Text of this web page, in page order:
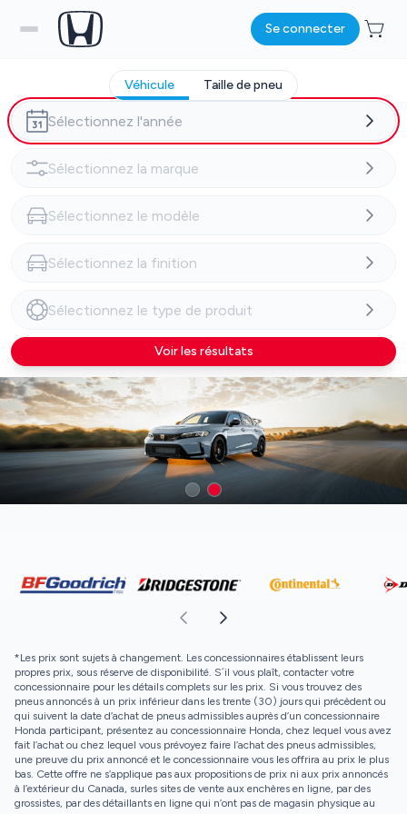
Se connecter
Véhicule Taille de pneu
Voir les résultats
*Les prix sont sujets à changement. Les concessionnaires établissent leurs
propres prix, sous réserve de disponibilité. S´il vous plaît, contacter votre
concessionnaire pour les détails complets sur les prix. Si vous trouvez des
pneus annoncés à un prix inférieur dans les trente (30) jours qui précèdent ou
qui suivent la date d’achat de pneus admissibles auprès d’un concessionnaire
Honda participant, présentez au concessionnaire Honda, chez lequel vous avez
fait l’achat ou chez lequel vous prévoyez faire l’achat des pneus admissibles,
une preuve du prix annoncé et le concessionnaire vous les offrira au prix le plus
bas. Cette offre ne s’applique pas aux propositions de prix ni aux prix annoncés
à l’extérieur du Canada, surles sites de vente aux enchères en ligne, par des
grossistes, par des détaillants en ligne qui n’ont pas de magasin physique au